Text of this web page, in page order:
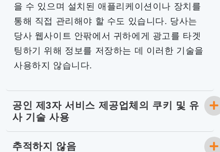
을 수 있으며 설치된 애플리케이션이나 장치를
통해 직접 관리해야 할 수도 있습니다. 당사는
당사 웹사이트 안팎에서 귀하에게 광고를 타겟
팅하기 위해 정보를 저장하는 데 이러한 기술을
사용하지 않습니다.
공인 제3자 서비스 제공업체의 쿠키 및 유
사 기술 사용
추적하지 않음